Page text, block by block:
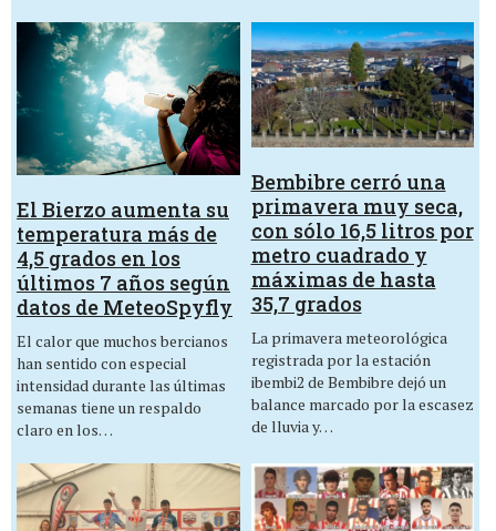
El Bierzo aumenta su
temperatura más de
4,5 grados en los
últimos 7 años según
datos de MeteoSpyfly
El calor que muchos bercianos
han sentido con especial
intensidad durante las últimas
semanas tiene un respaldo
claro en los…
Bembibre cerró una
primavera muy seca,
con sólo 16,5 litros por
metro cuadrado y
máximas de hasta
35,7 grados
La primavera meteorológica
registrada por la estación
ibembi2 de Bembibre dejó un
balance marcado por la escasez
de lluvia y…